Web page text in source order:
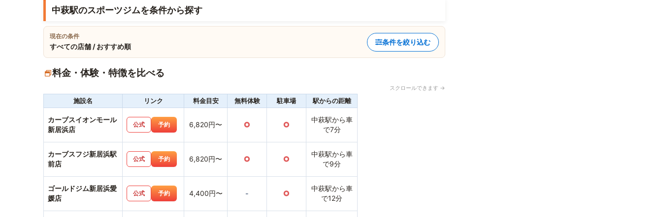
中萩駅のスポーツジムを条件から探す
現在の条件
すべての店舗 / おすすめ順
条件を絞り込む
料金・体験・特徴を比べる
スクロールできます →
施設名 リンク 料金目安 無料体験 駐車場 駅からの距離
カーブスイオンモール
新居浜店
公式 予約 6,820円〜 ○ ○
中萩駅から車
で7分
カーブスフジ新居浜駅
前店
公式 予約 6,820円〜 ○ ○
中萩駅から車
で9分
ゴールドジム新居浜愛
媛店
公式 予約 4,400円〜 - ○
中萩駅から車
で12分